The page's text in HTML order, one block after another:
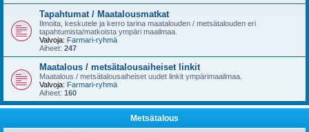
Tapahtumat / Maatalousmatkat
Ilmoita, keskutele ja kerro tarina maatalouden / metsätalouden eri
tapahtumista/matkoista ympäri maailmaa.
Valvoja: Farmari-ryhmä
Aiheet: 247
Maatalous / metsätalousaiheiset linkit
Maatalous / metsätalousaiheiset uudet linkit ympärimaailmaa.
Valvoja: Farmari-ryhmä
Aiheet: 160
Metsätalous